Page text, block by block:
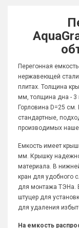
Перегонная
нержавеющей
плитах. Толщина
мм, толщина дна - 3
Горловина D=25
стандартные,
производимых
Емкость имеет
мм. Крышку
материала. В
кран для удобного
для монтажа ТЭНа.
штуцер для
для удаления
На емкость